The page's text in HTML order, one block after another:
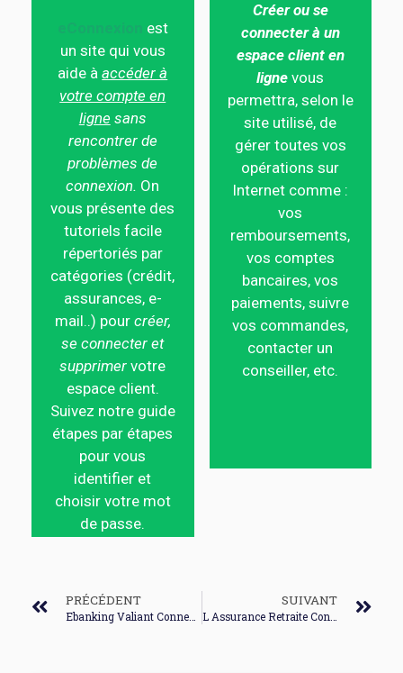
est
un site qui vous
aide àaccéder à
votre compte en
ligne sans
rencontrer de
problèmes de
connexion. On
vous présente des
tutoriels facile
répertoriés par
catégories (crédit,
assurances, e-
mail..) pour créer,
se connecter et
supprimer votre
espace client.
Suivez notre guide
étapes par étapes
pour vous
identifier et
choisir votre mot
de passe.
Créer ou se
connecter à un
espace client en
ligne vous
permettra, selon le
site utilisé, de
gérer toutes vos
opérations sur
Internet comme :
vos
remboursements,
vos comptes
bancaires, vos
paiements, suivre
vos commandes,
contacter un
conseiller, etc.
PRÉCÉDENT SUIVANT